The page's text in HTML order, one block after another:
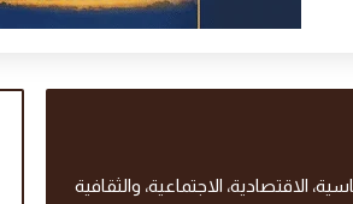
الاقتصادية، الاجتماعية، والثقافية